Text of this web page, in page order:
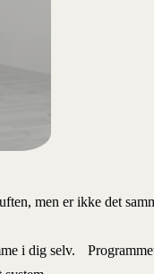
men er ikke det
i dig selv.